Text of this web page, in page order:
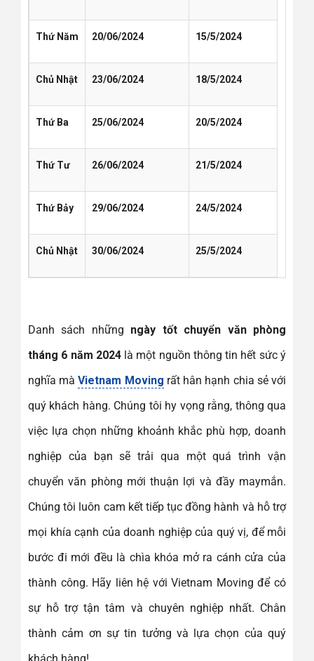
Thứ Năm 20/06/2024 15/5/2024
Chủ Nhật 23/06/2024 18/5/2024
Thứ Ba 25/06/2024 20/5/2024
Thứ Tư 26/06/2024 21/5/2024
Thứ Bảy 29/06/2024 24/5/2024
Chủ Nhật 30/06/2024 25/5/2024
Danh sách những ngày tốt chuyển văn phòng
tháng 6 năm 2024là một nguồn thông tin hết sức ý
nghĩa màVietnam Moving rất hân hạnh chia sẻ với
quý khách hàng. Chúng tôi hy vọng rằng, thông qua
việc lựa chọn những khoảnh khắc phù hợp, doanh
nghiệp của bạn sẽ trải qua một quá trình vận
chuyển văn phòng mới thuận lợi và đầy maymắn.
Chúng tôi luôn cam kết tiếp tục đồng hành và hỗ trợ
mọi khía cạnh của doanh nghiệp của quý vị, để mỗi
bước đi mới đều là chìa khóa mở ra cánh cửa của
thành công. Hãy liên hệ với Vietnam Moving để có
sự hỗ trợ tận tâm và chuyên nghiệp nhất. Chân
thành cảm ơn sự tin tưởng và lựa chọn của quý